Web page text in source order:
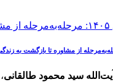
آیت‌الله سید محمود طالقانی